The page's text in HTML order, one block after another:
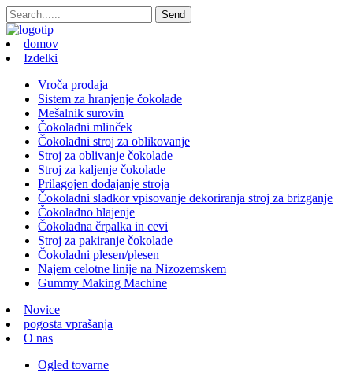
domov
Izdelki
Vroča prodaja
Sistem za hranjenje čokolade
Mešalnik surovin
Čokoladni mlinček
Čokoladni stroj za oblikovanje
Stroj za oblivanje čokolade
Stroj za kaljenje čokolade
Prilagojen dodajanje stroja
Čokoladni sladkor vpisovanje dekoriranja stroj za brizganje
Čokoladno hlajenje
Čokoladna črpalka in cevi
Stroj za pakiranje čokolade
Čokoladni plesen/plesen
Najem celotne linije na Nizozemskem
Gummy Making Machine
Novice
pogosta vprašanja
O nas
Ogled tovarne